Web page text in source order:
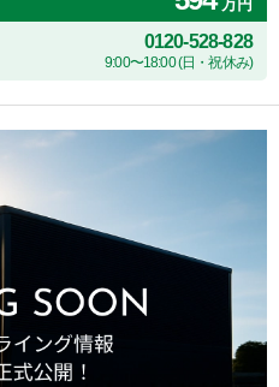
万円
0120-528-828
9:00〜18:00 (日・祝休み)